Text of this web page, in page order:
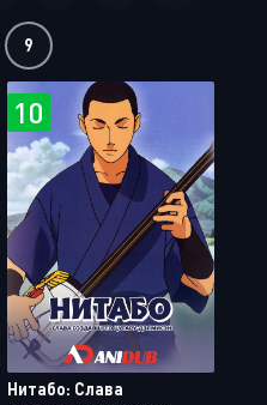
9
10
Нитабо: Слава